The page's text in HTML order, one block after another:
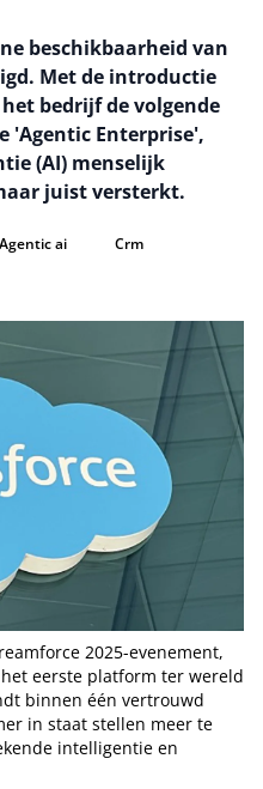
beschikbaarheid van
Met de introductie
bedrijf de volgende
'Agentic Enterprise',
(AI) menselijk
juist versterkt.
Agentic ai
Crm
2025-evenement,
eerste platform ter wereld
binnen één vertrouwd
in staat stellen meer te
intelligentie en